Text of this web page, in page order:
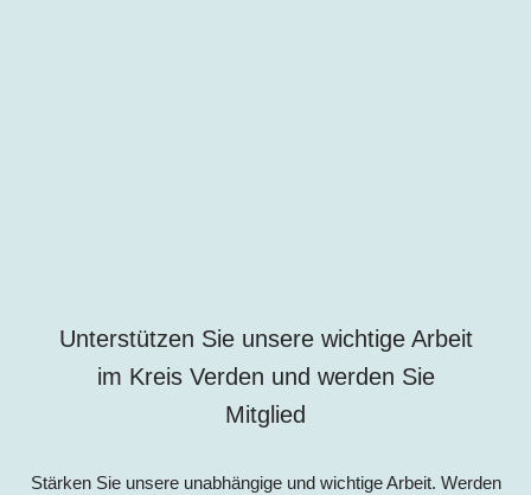
Unterstützen Sie unsere wichtige Arbeit
im Kreis Verden und werden Sie
Mitglied
Stärken Sie unsere unabhängige und wichtige Arbeit. Werden